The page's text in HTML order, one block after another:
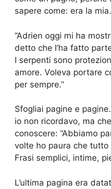
sapere come: era la mia.
“Adrien oggi mi ha
detto che l’ha fatto
I serpenti sono
amore. Voleva portare
per sempre.”
Sfogliai pagine e
io non ricordavo, ma
conoscere: “Abbiamo
volte ho paura che tutto
Frasi semplici, intime,
L’ultima pagina era